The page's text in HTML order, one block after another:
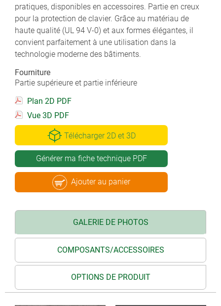
pratiques, disponibles en accessoires. Partie en creux
pour la protection de clavier. Grâce au matériau de
haute qualité (UL 94 V-0) et aux formes élégantes, il
convient parfaitement à une utilisation dans la
technologie moderne des bâtiments.
Fourniture
Partie supérieure et partie inférieure
Plan 2D PDF
Vue 3D PDF
Télécharger 2D et 3D
Générer ma fiche technique PDF
Ajouter au panier
GALERIE DE PHOTOS
COMPOSANTS/ACCESSOIRES
OPTIONS DE PRODUIT